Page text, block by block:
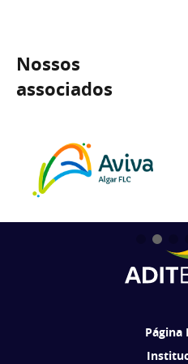
Nossos
associados
Página